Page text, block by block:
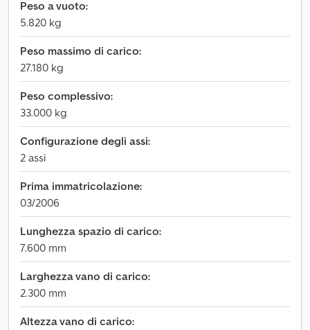
Peso a vuoto:
5.820 kg
Peso massimo di carico:
27.180 kg
Peso complessivo:
33.000 kg
Configurazione degli assi:
2 assi
Prima immatricolazione:
03/2006
Lunghezza spazio di carico:
7.600 mm
Larghezza vano di carico:
2.300 mm
Altezza vano di carico: